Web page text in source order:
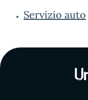
Servizio auto